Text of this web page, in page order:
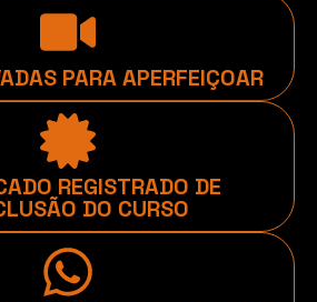
PARA APERFEIÇOAR
REGISTRADO DE
DO CURSO